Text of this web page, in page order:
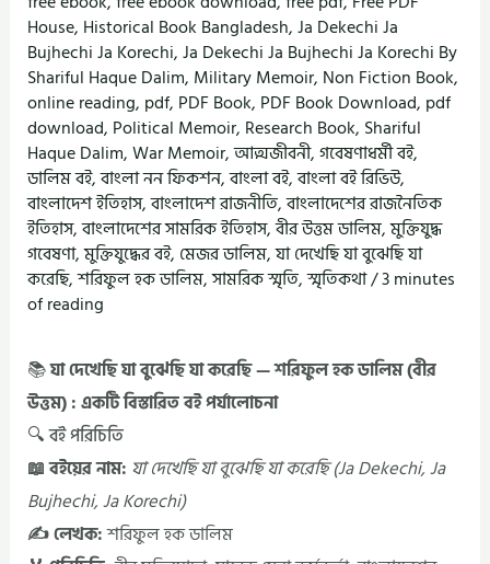
House, Historical Book Bangladesh,Ja Dekechi Ja
Bujhechi Ja Korechi,Ja Dekechi Ja Bujhechi Ja Korechi By
Shariful Haque Dalim, Military Memoir, Non Fiction Book,
online reading, pdf, PDF Book, PDF Book Download, pdf
download, Political Memoir, Research Book, Shariful
Haque Dalim,War Memoir,আত্মজীবনী,গবেষণাধর্মী বই,
ডালিম বই,বাংলা নন ফিকশন,বাংলা বই,বাংলা বই রিভিউ,
বাংলাদেশ ইতিহাস,বাংলাদেশ রাজনীতি,বাংলাদেশের রাজনৈতিক
ইতিহাস,বাংলাদেশের সামরিক ইতিহাস,বীর উত্তম ডালিম,মুক্তিযুদ্ধ
গবেষণা,মুক্তিযুদ্ধের বই, মেজর ডালিম,যা দেখেছি যা বুঝেছি যা
করেছি,শরিফুল হক ডালিম,সামরিক স্মৃতি,স্মৃতিকথা/3 minutes
of reading
📚যা দেখেছি যা বুঝেছি যা করেছি — শরিফুল হক ডালিম (বীর
উত্তম) : একটি বিস্তারিত বই পর্যালোচনা
🔍 বই পরিচিতি
📖 বইয়ের নাম: যা দেখেছি যা বুঝেছি যা করেছি (Ja Dekechi, Ja
Bujhechi, Ja Korechi)
✍️ লেখক:শরিফুল হক ডালিম